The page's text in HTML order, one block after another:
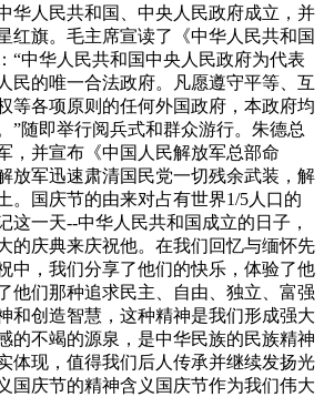
华人民共和国、中央人民政府成立，并
红旗。毛主席宣读了《中华人民共和国
“中华人民共和国中央人民政府为代表
民的唯一合法政府。凡愿遵守平等、互
等各项原则的任何外国政府，本政府均
”随即举行阅兵式和群众游行。朱德总
，并宣布《中国人民解放军总部命
放军迅速肃清国民党一切残余武装，解
。国庆节的由来对占有世界1/5人口的
这一天--中华人民共和国成立的日子，
的庆典来庆祝他。在我们回忆与缅怀先
中，我们分享了他们的快乐，体验了他
他们那种追求民主、自由、独立、富强
和创造智慧，这种精神是我们形成强大
的不竭的源泉，是中华民族的民族精神
体现，值得我们后人传承并继续发扬光
国庆节的精神含义国庆节作为我们伟大